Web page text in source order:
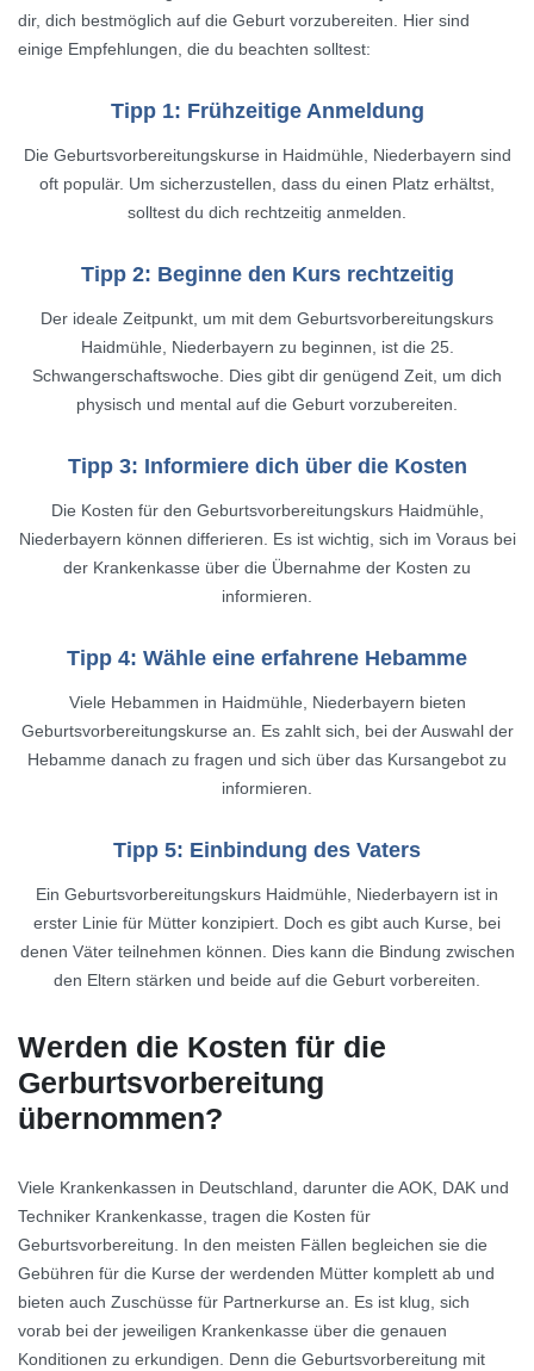
dir, dich bestmöglich auf die Geburt vorzubereiten. Hier sind
einige Empfehlungen, die du beachten solltest:
Tipp 1: Frühzeitige Anmeldung
Die Geburtsvorbereitungskurse in Haidmühle, Niederbayern sind
oft populär. Um sicherzustellen, dass du einen Platz erhältst,
solltest du dich rechtzeitig anmelden.
Tipp 2: Beginne den Kurs rechtzeitig
Der ideale Zeitpunkt, um mit dem Geburtsvorbereitungskurs
Haidmühle, Niederbayern zu beginnen, ist die 25.
Schwangerschaftswoche. Dies gibt dir genügend Zeit, um dich
physisch und mental auf die Geburt vorzubereiten.
Tipp 3: Informiere dich über die Kosten
Die Kosten für den Geburtsvorbereitungskurs Haidmühle,
Niederbayern können differieren. Es ist wichtig, sich im Voraus bei
der Krankenkasse über die Übernahme der Kosten zu
informieren.
Tipp 4: Wähle eine erfahrene Hebamme
Viele Hebammen in Haidmühle, Niederbayern bieten
Geburtsvorbereitungskurse an. Es zahlt sich, bei der Auswahl der
Hebamme danach zu fragen und sich über das Kursangebot zu
informieren.
Tipp 5: Einbindung des Vaters
Ein Geburtsvorbereitungskurs Haidmühle, Niederbayern ist in
erster Linie für Mütter konzipiert. Doch es gibt auch Kurse, bei
denen Väter teilnehmen können. Dies kann die Bindung zwischen
den Eltern stärken und beide auf die Geburt vorbereiten.
Werden die Kosten für die
Gerburtsvorbereitung
übernommen?
Viele Krankenkassen in Deutschland, darunter die AOK, DAK und
Techniker Krankenkasse, tragen die Kosten für
Geburtsvorbereitung. In den meisten Fällen begleichen sie die
Gebühren für die Kurse der werdenden Mütter komplett ab und
bieten auch Zuschüsse für Partnerkurse an. Es ist klug, sich
vorab bei der jeweiligen Krankenkasse über die genauen
Konditionen zu erkundigen. Denn die Geburtsvorbereitung mit